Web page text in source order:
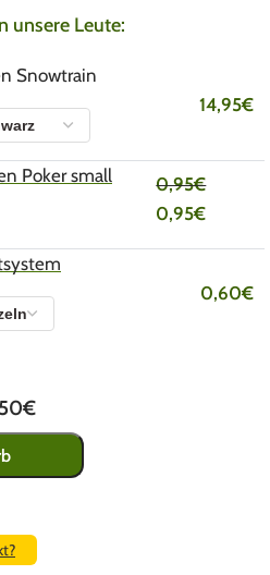
unsere Leute:
Snowtrain
14,95€
Poker small
0,95€
0,95€
0,60€